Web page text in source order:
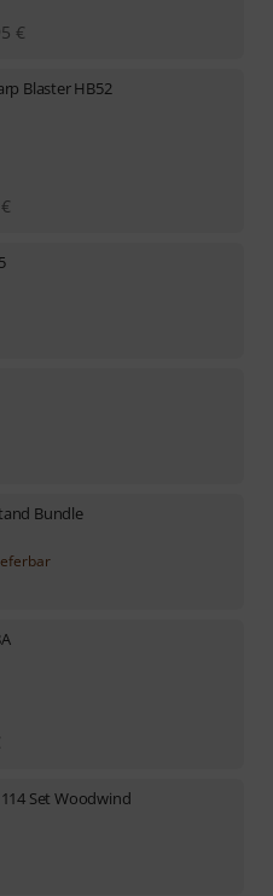
€
Blaster HB52
€
Bundle
Set Woodwind